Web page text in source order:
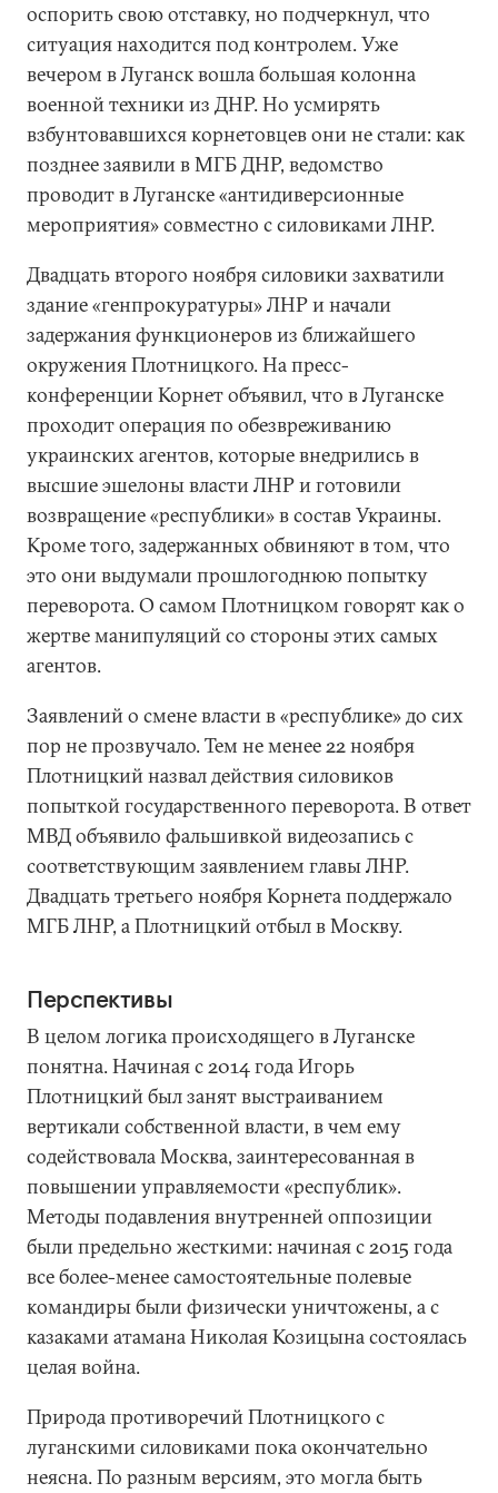
оспорить свою отставку, но подчеркнул, что
ситуация находится под контролем. Уже
вечером в Луганск вошла большая колонна
военной техники из ДНР. Но усмирять
взбунтовавшихся корнетовцев они не стали: как
позднее заявили в МГБ ДНР, ведомство
проводит в Луганске «антидиверсионные
мероприятия» совместно с силовиками ЛНР.
Двадцать второго ноября силовики захватили
здание «генпрокуратуры» ЛНР и начали
задержания функционеров из ближайшего
окружения Плотницкого. На пресс-
конференции Корнет объявил, что в Луганске
проходит операция по обезвреживанию
украинских агентов, которые внедрились в
высшие эшелоны власти ЛНР и готовили
возвращение «республики» в состав Украины.
Кроме того, задержанных обвиняют в том, что
это они выдумали прошлогоднюю попытку
переворота. О самом Плотницком говорят как о
жертве манипуляций со стороны этих самых
агентов.
Заявлений о смене власти в «республике» до сих
пор не прозвучало. Тем не менее 22 ноября
Плотницкий назвал действия силовиков
попыткой государственного переворота. В ответ
МВД объявило фальшивкой видеозапись с
соответствующим заявлением главы ЛНР.
Двадцать третьего ноября Корнета поддержало
МГБ ЛНР, а Плотницкий отбыл в Москву.
Перспективы
В целом логика происходящего в Луганске
понятна. Начиная с 2014 года Игорь
Плотницкий был занят выстраиванием
вертикали собственной власти, в чем ему
содействовала Москва, заинтересованная в
повышении управляемости «республик».
Методы подавления внутренней оппозиции
были предельно жесткими: начиная с 2015 года
все более-менее самостоятельные полевые
командиры были физически уничтожены, а с
казаками атамана Николая Козицына состоялась
целая война.
Природа противоречий Плотницкого с
луганскими силовиками пока окончательно
неясна. По разным версиям, это могла быть